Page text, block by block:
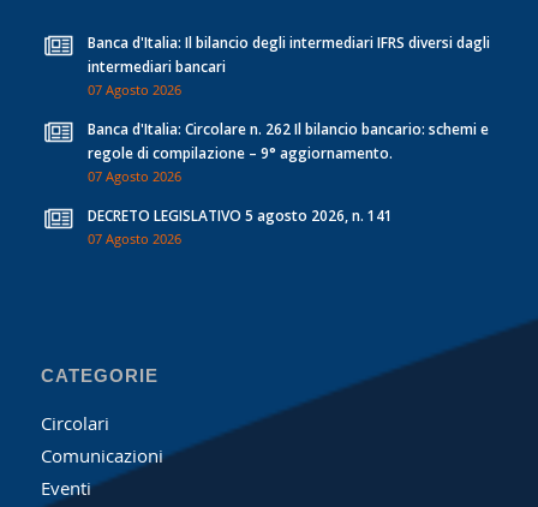
Banca d'Italia: Il bilancio degli intermediari IFRS diversi dagli
intermediari bancari
07 Agosto 2026
Banca d'Italia: Circolare n. 262 Il bilancio bancario: schemi e
regole di compilazione – 9° aggiornamento.
07 Agosto 2026
DECRETO LEGISLATIVO 5 agosto 2026, n. 141
07 Agosto 2026
CATEGORIE
Circolari
Comunicazioni
Eventi